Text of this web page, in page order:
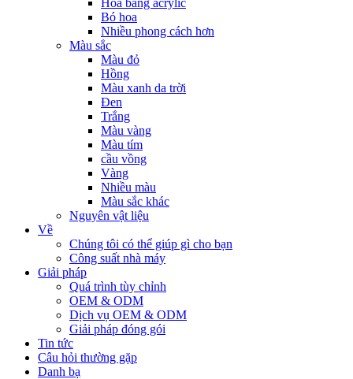
Hoa bằng acrylic
Bó hoa
Nhiều phong cách hơn
Màu sắc
Màu đỏ
Hồng
Màu xanh da trời
Đen
Trắng
Màu vàng
Màu tím
cầu vồng
Vàng
Nhiều màu
Màu sắc khác
Nguyên vật liệu
Về
Chúng tôi có thể giúp gì cho bạn
Công suất nhà máy
Giải pháp
Quá trình tùy chỉnh
OEM & ODM
Dịch vụ OEM & ODM
Giải pháp đóng gói
Tin tức
Câu hỏi thường gặp
Danh bạ